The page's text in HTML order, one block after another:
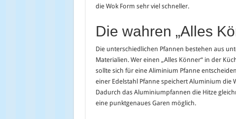
die Wok Form sehr viel schneller.
Die wahren „Alles
Die unterschiedlichen Pfannen bestehen aus
Materialien. Wer einen „Alles Könner“ in der
sollte sich für eine Aliminium Pfanne
einer Edelstahl Pfanne speichert Aluminium die
Dadurch das Aluminiumpfannen die Hitze
eine punktgenaues Garen möglich.